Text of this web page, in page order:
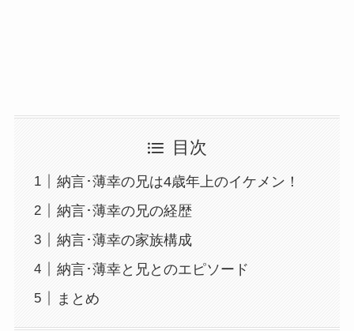
目次
納言･薄幸の兄は4歳年上のイケメン！
納言･薄幸の兄の経歴
納言･薄幸の家族構成
納言･薄幸と兄とのエピソード
まとめ